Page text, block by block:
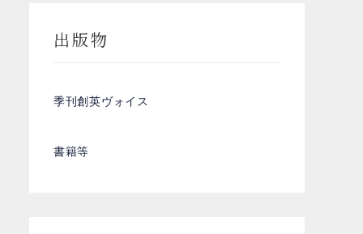
出版物
季刊創英ヴォイス
書籍等